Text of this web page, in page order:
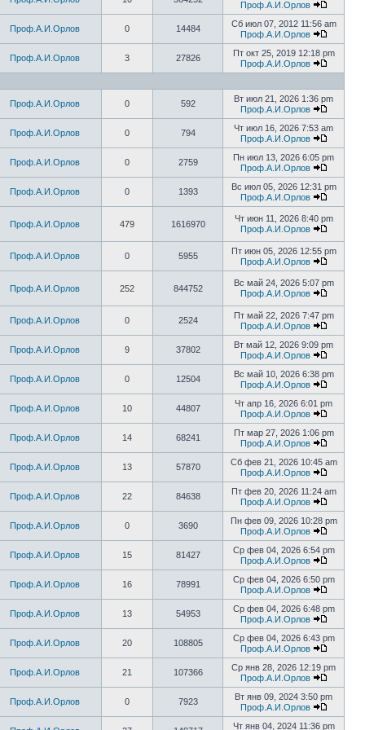
Проф.А.И.Орлов
Проф.А.И.Орлов 0 14484
Сб июл 07, 2012 11:56 am
Проф.А.И.Орлов
Проф.А.И.Орлов 3 27826
Пт окт 25, 2019 12:18 pm
Проф.А.И.Орлов
Проф.А.И.Орлов 0 592
Вт июл 21, 2026 1:36 pm
Проф.А.И.Орлов
Проф.А.И.Орлов 0 794
Чт июл 16, 2026 7:53 am
Проф.А.И.Орлов
Проф.А.И.Орлов 0 2759
Пн июл 13, 2026 6:05 pm
Проф.А.И.Орлов
Проф.А.И.Орлов 0 1393
Вс июл 05, 2026 12:31 pm
Проф.А.И.Орлов
Проф.А.И.Орлов 479 1616970
Чт июн 11, 2026 8:40 pm
Проф.А.И.Орлов
Проф.А.И.Орлов 0 5955
Пт июн 05, 2026 12:55 pm
Проф.А.И.Орлов
Проф.А.И.Орлов 252 844752
Вс май 24, 2026 5:07 pm
Проф.А.И.Орлов
Проф.А.И.Орлов 0 2524
Пт май 22, 2026 7:47 pm
Проф.А.И.Орлов
Проф.А.И.Орлов 9 37802
Вт май 12, 2026 9:09 pm
Проф.А.И.Орлов
Проф.А.И.Орлов 0 12504
Вс май 10, 2026 6:38 pm
Проф.А.И.Орлов
Проф.А.И.Орлов 10 44807
Чт апр 16, 2026 6:01 pm
Проф.А.И.Орлов
Проф.А.И.Орлов 14 68241
Пт мар 27, 2026 1:06 pm
Проф.А.И.Орлов
Проф.А.И.Орлов 13 57870
Сб фев 21, 2026 10:45 am
Проф.А.И.Орлов
Проф.А.И.Орлов 22 84638
Пт фев 20, 2026 11:24 am
Проф.А.И.Орлов
Проф.А.И.Орлов 0 3690
Пн фев 09, 2026 10:28 pm
Проф.А.И.Орлов
Проф.А.И.Орлов 15 81427
Ср фев 04, 2026 6:54 pm
Проф.А.И.Орлов
Проф.А.И.Орлов 16 78991
Ср фев 04, 2026 6:50 pm
Проф.А.И.Орлов
Проф.А.И.Орлов 13 54953
Ср фев 04, 2026 6:48 pm
Проф.А.И.Орлов
Проф.А.И.Орлов 20 108805
Ср фев 04, 2026 6:43 pm
Проф.А.И.Орлов
Проф.А.И.Орлов 21 107366
Ср янв 28, 2026 12:19 pm
Проф.А.И.Орлов
Проф.А.И.Орлов 0 7923
Вт янв 09, 2024 3:50 pm
Проф.А.И.Орлов
Чт янв 04, 2024 11:36 pm